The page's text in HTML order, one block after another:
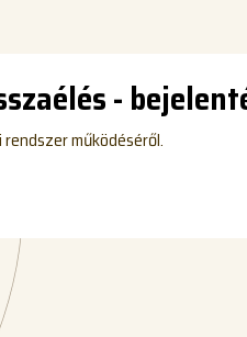
-
működéséről.